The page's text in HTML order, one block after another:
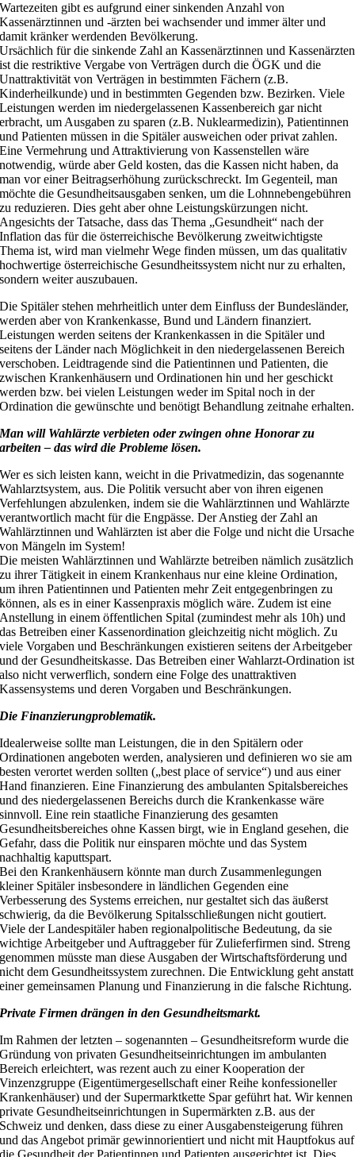
Wartezeiten gibt es aufgrund einer sinkenden Anzahl von
Kassenärztinnen und -ärzten bei wachsender und immer älter und
damit kränker werdenden Bevölkerung.
Ursächlich für die sinkende Zahl an Kassenärztinnen und Kassenärzten
ist die restriktive Vergabe von Verträgen durch die ÖGK und die
Unattraktivität von Verträgen in bestimmten Fächern (z.B.
Kinderheilkunde) und in bestimmten Gegenden bzw. Bezirken. Viele
Leistungen werden im niedergelassenen Kassenbereich gar nicht
erbracht, um Ausgaben zu sparen (z.B. Nuklearmedizin), Patientinnen
und Patienten müssen in die Spitäler ausweichen oder privat zahlen.
Eine Vermehrung und Attraktivierung von Kassenstellen wäre
notwendig, würde aber Geld kosten, das die Kassen nicht haben, da
man vor einer Beitragserhöhung zurückschreckt. Im Gegenteil, man
möchte die Gesundheitsausgaben senken, um die Lohnnebengebühren
zu reduzieren. Dies geht aber ohne Leistungskürzungen nicht.
Angesichts der Tatsache, dass das Thema „Gesundheit“ nach der
Inflation das für die österreichische Bevölkerung zweitwichtigste
Thema ist, wird man vielmehr Wege finden müssen, um das qualitativ
hochwertige österreichische Gesundheitssystem nicht nur zu erhalten,
sondern weiter auszubauen.
Die Spitäler stehen mehrheitlich unter dem Einfluss der Bundesländer,
werden aber von Krankenkasse, Bund und Ländern finanziert.
Leistungen werden seitens der Krankenkassen in die Spitäler und
seitens der Länder nach Möglichkeit in den niedergelassenen Bereich
verschoben. Leidtragende sind die Patientinnen und Patienten, die
zwischen Krankenhäusern und Ordinationen hin und her geschickt
werden bzw. bei vielen Leistungen weder im Spital noch in der
Ordination die gewünschte und benötigt Behandlung zeitnahe erhalten.
Man will Wahlärzte verbieten oder zwingen ohne Honorar zu
arbeiten – das wird die Probleme lösen.
Wer es sich leisten kann, weicht in die Privatmedizin, das sogenannte
Wahlarztsystem, aus. Die Politik versucht aber von ihren eigenen
Verfehlungen abzulenken, indem sie die Wahlärztinnen und Wahlärzte
verantwortlich macht für die Engpässe. Der Anstieg der Zahl an
Wahlärztinnen und Wahlärzten ist aber die Folge und nicht die Ursache
von Mängeln im System!
Die meisten Wahlärztinnen und Wahlärzte betreiben nämlich zusätzlich
zu ihrer Tätigkeit in einem Krankenhaus nur eine kleine Ordination,
um ihren Patientinnen und Patienten mehr Zeit entgegenbringen zu
können, als es in einer Kassenpraxis möglich wäre. Zudem ist eine
Anstellung in einem öffentlichen Spital (zumindest mehr als 10h) und
das Betreiben einer Kassenordination gleichzeitig nicht möglich. Zu
viele Vorgaben und Beschränkungen existieren seitens der Arbeitgeber
und der Gesundheitskasse. Das Betreiben einer Wahlarzt-Ordination ist
also nicht verwerflich, sondern eine Folge des unattraktiven
Kassensystems und deren Vorgaben und Beschränkungen.
Die Finanzierungproblematik.
Idealerweise sollte man Leistungen, die in den Spitälern oder
Ordinationen angeboten werden, analysieren und definieren wo sie am
besten verortet werden sollten („best place of service“) und aus einer
Hand finanzieren. Eine Finanzierung des ambulanten Spitalsbereiches
und des niedergelassenen Bereichs durch die Krankenkasse wäre
sinnvoll. Eine rein staatliche Finanzierung des gesamten
Gesundheitsbereiches ohne Kassen birgt, wie in England gesehen, die
Gefahr, dass die Politik nur einsparen möchte und das System
nachhaltig kaputtspart.
Bei den Krankenhäusern könnte man durch Zusammenlegungen
kleiner Spitäler insbesondere in ländlichen Gegenden eine
Verbesserung des Systems erreichen, nur gestaltet sich das äußerst
schwierig, da die Bevölkerung Spitalsschließungen nicht goutiert.
Viele der Landespitäler haben regionalpolitische Bedeutung, da sie
wichtige Arbeitgeber und Auftraggeber für Zulieferfirmen sind. Streng
genommen müsste man diese Ausgaben der Wirtschaftsförderung und
nicht dem Gesundheitssystem zurechnen. Die Entwicklung geht anstatt
einer gemeinsamen Planung und Finanzierung in die falsche Richtung.
Private Firmen drängen in den Gesundheitsmarkt.
Im Rahmen der letzten – sogenannten – Gesundheitsreform wurde die
Gründung von privaten Gesundheitseinrichtungen im ambulanten
Bereich erleichtert, was rezent auch zu einer Kooperation der
Vinzenzgruppe (Eigentümergesellschaft einer Reihe konfessioneller
Krankenhäuser) und der Supermarktkette Spar geführt hat. Wir kennen
private Gesundheitseinrichtungen in Supermärkten z.B. aus der
Schweiz und denken, dass diese zu einer Ausgabensteigerung führen
und das Angebot primär gewinnorientiert und nicht mit Hauptfokus auf
die Gesundheit der Patientinnen und Patienten ausgerichtet ist. Dies